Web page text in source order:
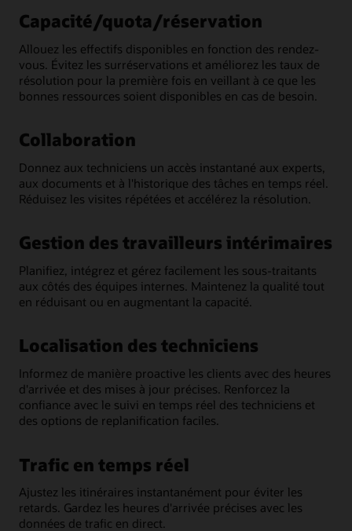
Capacité/quota/réservation
Allouez les effectifs disponibles en fonction des rendez-
vous. Évitez les surréservations et améliorez les taux de
résolution pour la première fois en veillant à ce que les
bonnes ressources soient disponibles en cas de besoin.
Collaboration
Donnez aux techniciens un accès instantané aux experts,
aux documents et à l'historique des tâches en temps réel.
Réduisez les visites répétées et accélérez la résolution.
Gestion des travailleurs intérimaires
Planifiez, intégrez et gérez facilement les sous-traitants
aux côtés des équipes internes. Maintenez la qualité tout
en réduisant ou en augmentant la capacité.
Localisation des techniciens
Informez de manière proactive les clients avec des heures
d'arrivée et des mises à jour précises. Renforcez la
confiance avec le suivi en temps réel des techniciens et
des options de replanification faciles.
Trafic en temps réel
Ajustez les itinéraires instantanément pour éviter les
retards. Gardez les heures d'arrivée précises avec les
données de trafic en direct.